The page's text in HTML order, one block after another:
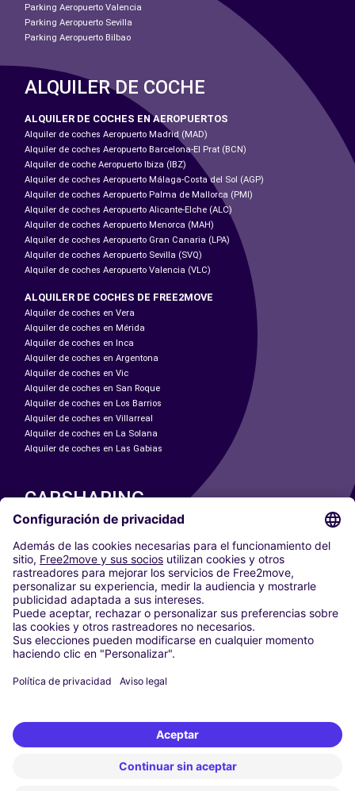
Parking Aeropuerto Valencia
Parking Aeropuerto Sevilla
Parking Aeropuerto Bilbao
ALQUILER DE COCHE
ALQUILER DE COCHES EN AEROPUERTOS
Alquiler de coches Aeropuerto Madrid (MAD)
Alquiler de coches Aeropuerto Barcelona-El Prat (BCN)
Alquiler de coche Aeropuerto Ibiza (IBZ)
Alquiler de coches Aeropuerto Málaga-Costa del Sol (AGP)
Alquiler de coches Aeropuerto Palma de Mallorca (PMI)
Alquiler de coches Aeropuerto Alicante-Elche (ALC)
Alquiler de coches Aeropuerto Menorca (MAH)
Alquiler de coches Aeropuerto Gran Canaria (LPA)
Alquiler de coches Aeropuerto Sevilla (SVQ)
Alquiler de coches Aeropuerto Valencia (VLC)
ALQUILER DE COCHES DE FREE2MOVE
Alquiler de coches en Vera
Alquiler de coches en Mérida
Alquiler de coches en Inca
Alquiler de coches en Argentona
Alquiler de coches en Vic
Alquiler de coches en San Roque
Alquiler de coches en Los Barrios
Alquiler de coches en Villarreal
Alquiler de coches en La Solana
Alquiler de coches en Las Gabias
CARSHARING
NUESTRAS CIUDADES
Paris
Madrid
Washington DC
Milán
Roma
Turín
Viena
Berlín
Düsseldorf